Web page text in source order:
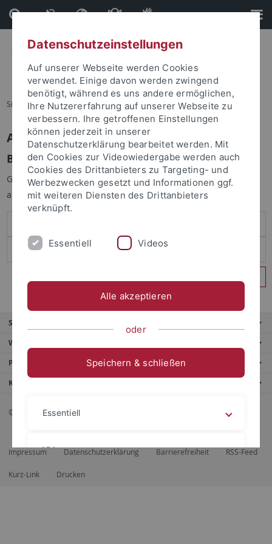
Direkt
zum
Inhalt
Direkt
zur
Fußleiste
Sie sind hier: Startseite
Anmelden
Benutzeranmeldung
Geben Sie Ihren Benutzernamen und Ihr Passwort an um sich
anzumelden:
Service
Weitere Angebote
Portale
Kontaktinfo
© 2026 Eberhard Karls Universität Tübingen, Tübingen
Impressum Datenschutzerklärung Barrierefreiheit RSS-Feed
Kurz-Link Drucken
Datenschutzeinstellungen
Auf unserer Webseite werden Cookies
verwendet. Einige davon werden zwingend
benötigt, während es uns andere ermöglichen,
Ihre Nutzererfahrung auf unserer Webseite zu
verbessern. Ihre getroffenen Einstellungen
können jederzeit in unserer
Datenschutzerklärung bearbeitet werden. Mit
den Cookies zur Videowiedergabe werden auch
Cookies des Drittanbieters zu Targeting- und
Werbezwecken gesetzt und Informationen ggf.
mit weiteren Diensten des Drittanbieters
verknüpft.
Essentiell Videos
Alle akzeptieren
oder
Speichern & schließen
Essentiell
Videos